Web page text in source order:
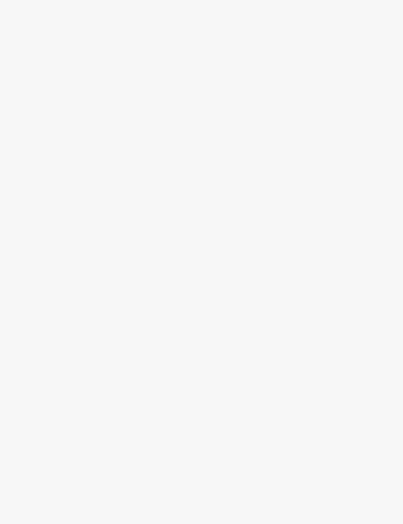
szeroka. Codziennie można spotkać wiele
świeże warzywa i owoce, artykuły
multimedia swojej własnej marki – Qilive.
kolekcje, wprowadzając wciąż to nowe
ich potrzeby. Dlatego też w Auchan pojawiają się
z nimi na bieżąco, mamy dużo większą szansę
korzystamy na co dzień, jak i z listy naszych
przekonasz się, że nieprzypadkowa! W Auchan